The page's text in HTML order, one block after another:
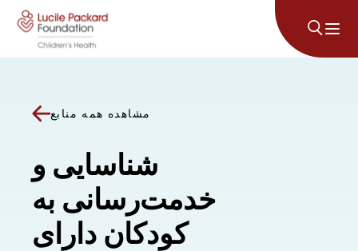
پرش به محتوا
مشاهده همه منابع
شناسایی و
خدمت‌رسانی به
کودکان دارای